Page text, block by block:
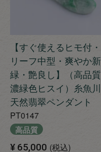
【すぐ使えるヒモ付・
リーフ中型・爽やか新
緑・艶良し】（高品質
濃緑色ヒスイ）糸魚川
天然翡翠ペンダント
PT0147
高品質
¥ 65,000 税込